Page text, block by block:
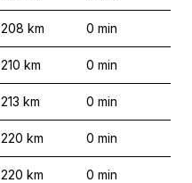
208 km 0 min
210 km 0 min
213 km 0 min
220 km 0 min
220 km 0 min